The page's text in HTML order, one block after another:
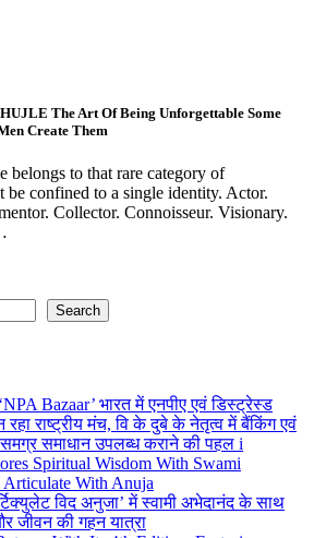
The Art Of Being Unforgettable Some
Create Them
belongs to that rare category of
be confined to a single identity. Actor.
Collector. Connoisseur. Visionary.
Search
Bazaar’ भारत में एनपीए एवं डिस्ट्रेस्ड
राष्ट्रीय मंच, वि के दुबे के नेतृत्व में बैंकिंग एवं
समग्र समाधान उपलब्ध कराने की पहल i
Spiritual Wisdom With Swami
Articulate With Anuja
विद अनुजा’ में स्वामी अभेदानंद के साथ
जीवन की गहन यात्रा